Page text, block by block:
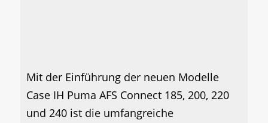
Mit der Einführung der neuen Modelle
Case IH Puma AFS Connect 185, 200, 220
und 240 ist die umfangreiche